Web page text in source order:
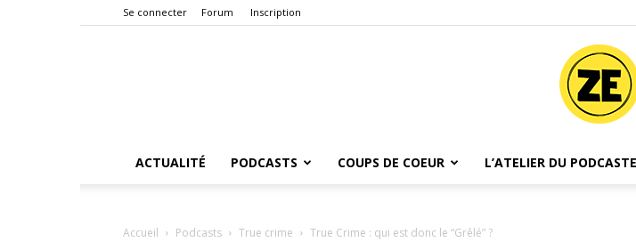
Se connecter Forum Inscription
ACTUALITÉ PODCASTS COUPS DE COEUR L’ATELIER DU
Accueil Podcasts True crime True Crime : qui est donc le “Grêlé” ?